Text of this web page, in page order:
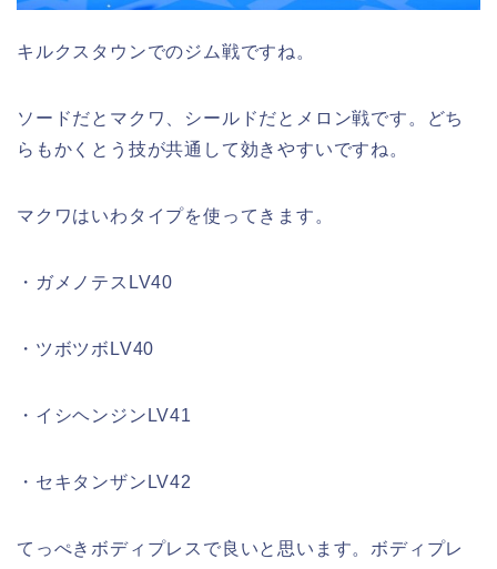
キルクスタウンでのジム戦ですね。
ソードだとマクワ、シールドだとメロン戦です。どち
らもかくとう技が共通して効きやすいですね。
マクワはいわタイプを使ってきます。
・ガメノテスLV40
・ツボツボLV40
・イシヘンジンLV41
・セキタンザンLV42
てっぺきボディプレスで良いと思います。ボディプレ